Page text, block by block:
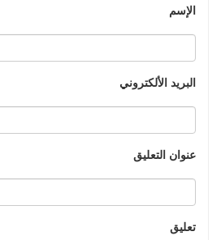
الإسم
البريد الألكتروني
عنوان التعليق
تعليق